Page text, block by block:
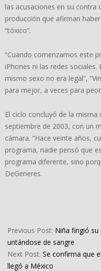
las acusaciones en su contra
producción que afirman
“tóxico”.
“Cuando comenzamos este
iPhones ni las redes
mismo sexo no era legal”,
para mejor, a veces para
El ciclo concluyó de la
septiembre de 2003, con un
cámara. “Hace veinte años,
programa, nadie pensó que
programa diferente, sino
DeGeneres.
05-
28
Previous Post: Niña fingió
untándose de sangre
Next Post: Se confirma que
llegó a México